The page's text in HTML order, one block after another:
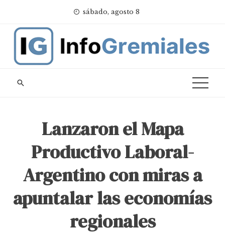
content
sábado, agosto 8
Lanzaron el Mapa
Productivo Laboral-
Argentino con miras a
apuntalar las economías
regionales